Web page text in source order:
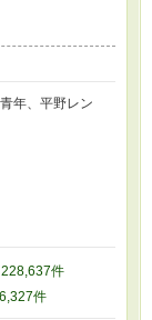
年、平野レン
件
件